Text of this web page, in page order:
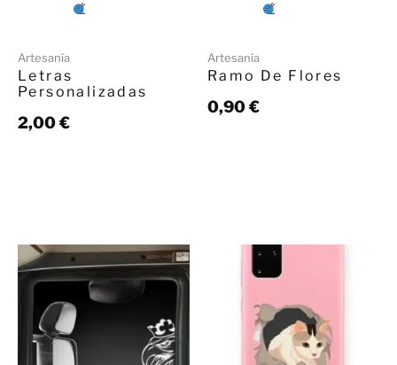
Artesanía
Letras
Personalizadas
2,00€
Artesanía
Ramo De Flores
0,90€